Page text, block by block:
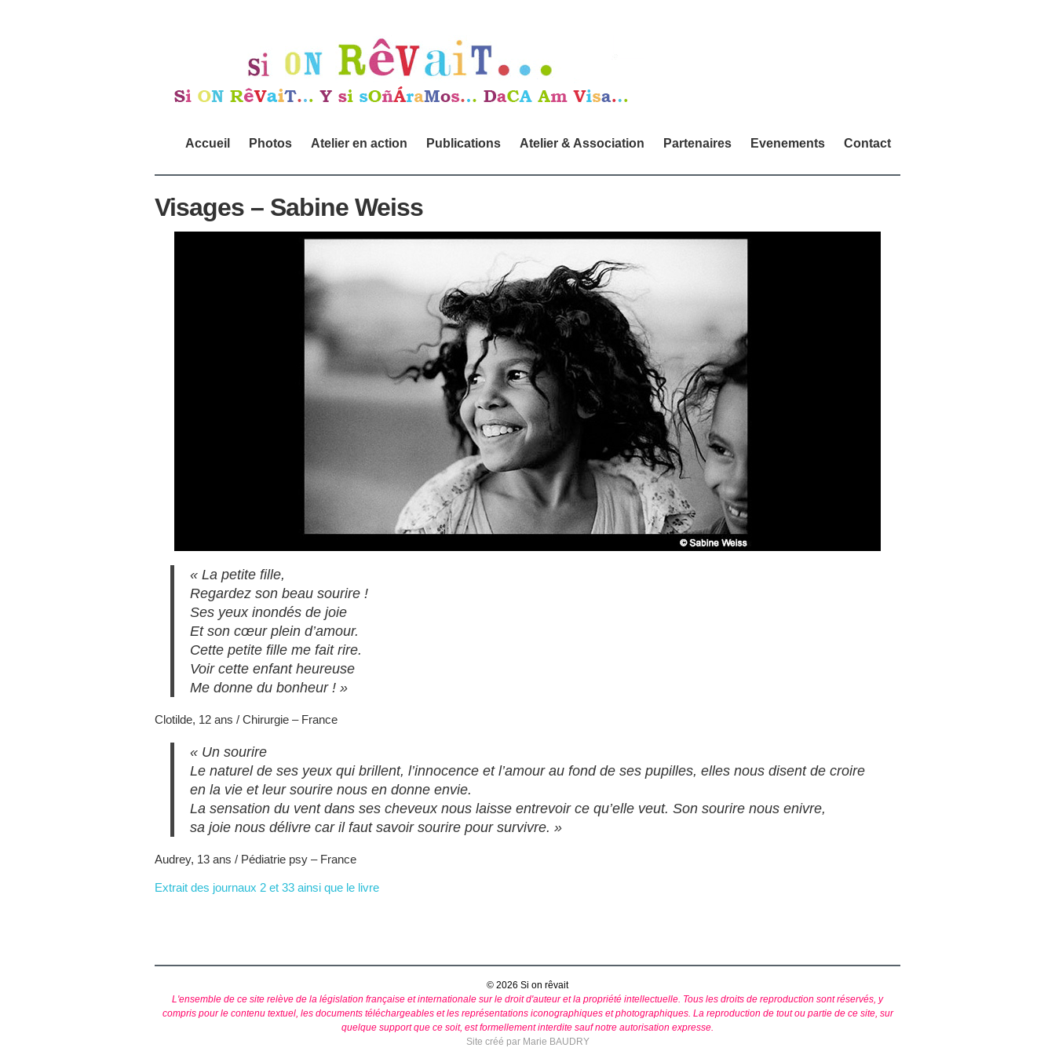
Accueil Photos Atelier en action Publications Atelier & Association Partenaires Evenements Contact
Visages – Sabine Weiss
« La petite fille,
Regardez son beau sourire !
Ses yeux inondés de joie
Et son cœur plein d’amour.
Cette petite fille me fait rire.
Voir cette enfant heureuse
Me donne du bonheur ! »
Clotilde, 12 ans / Chirurgie – France
« Un sourire
Le naturel de ses yeux qui brillent, l’innocence et l’amour au fond de ses pupilles, elles nous disent de croire
en la vie et leur sourire nous en donne envie.
La sensation du vent dans ses cheveux nous laisse entrevoir ce qu’elle veut. Son sourire nous enivre,
sa joie nous délivre car il faut savoir sourire pour survivre. »
Audrey, 13 ans / Pédiatrie psy – France
Extrait des journaux 2 et 33 ainsi que le livre
© 2026 Si on rêvait
L'ensemble de ce site relève de la législation française et internationale sur le droit d'auteur et la propriété intellectuelle. Tous les droits de reproduction sont réservés, y
compris pour le contenu textuel, les documents téléchargeables et les représentations iconographiques et photographiques. La reproduction de tout ou partie de ce site, sur
quelque support que ce soit, est formellement interdite sauf notre autorisation expresse.
Site créé par Marie BAUDRY